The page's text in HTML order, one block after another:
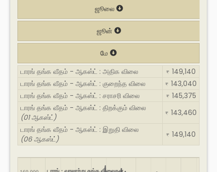
ஜூலை
ஜூன்
மே
டாரங் தங்க வீதம் - ஆகஸ்ட் : அதிக விலை
₹ 149,140
டாரங் தங்க வீதம் - ஆகஸ்ட் : குறைந்த விலை
₹ 143,040
டாரங் தங்க வீதம் - ஆகஸ்ட் : சராசரி விலை
₹ 145,375
டாரங் தங்க வீதம் - ஆகஸ்ட் : திறக்கும் விலை
(01 ஆகஸ்ட்)
₹ 143,460
டாரங் தங்க வீதம் - ஆகஸ்ட் : இறுதி விலை
(06 ஆகஸ்ட்)
₹ 149,140